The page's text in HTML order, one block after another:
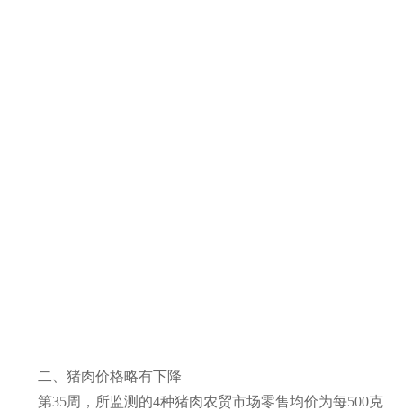
二、猪肉价格略有下降
第35周，所监测的4种猪肉农贸市场零售均价为每500克